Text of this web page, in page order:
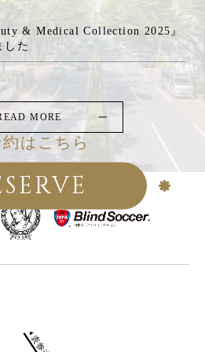
& Medical Collection 2025』
した
MORE
はこちら